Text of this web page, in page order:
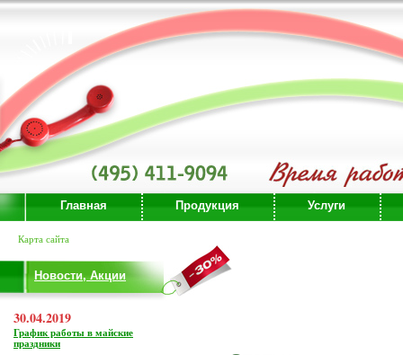
Главная Продукция Услуги
Карта сайта
Новости, Акции
30.04.2019
График работы в майские
праздники